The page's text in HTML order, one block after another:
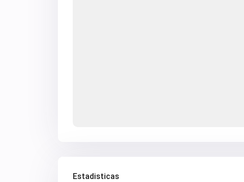
Estadisticas